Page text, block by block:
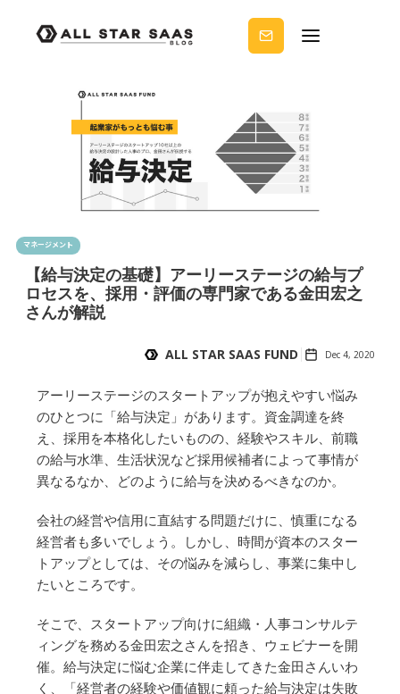
ノウ
ハウ
を受
か？
マネージメント
【給与決定の基礎】アーリーステージの給与プ
ロセスを、採用・評価の専門家である金田宏之
さんが解説
ALL STAR SAAS FUND Dec 4, 2020
アーリーステージのスタートアップが抱えやすい悩み
のひとつに「給与決定」があります。資金調達を終
え、採用を本格化したいものの、経験やスキル、前職
の給与水準、生活状況など採用候補者によって事情が
異なるなか、どのように給与を決めるべきなのか。
会社の経営や信用に直結する問題だけに、慎重になる
経営者も多いでしょう。しかし、時間が資本のスター
トアップとしては、その悩みを減らし、事業に集中し
たいところです。
そこで、スタートアップ向けに組織・人事コンサルテ
ィングを務める金田宏之さんを招き、ウェビナーを開
催。給与決定に悩む企業に伴走してきた金田さんいわ
く、「経営者の経験や価値観に頼った給与決定は失敗